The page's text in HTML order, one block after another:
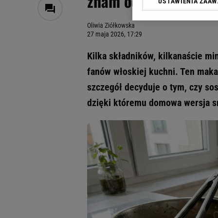
Oliwia Ziółkowska
27 maja 2026, 17:29
Kilka składników, kilkanaście
fanów włoskiej kuchni. Ten
szczegół decyduje o tym, czy
dzięki któremu domowa wersja
Klikając „Akceptuję”
My, nasi Zaufani
Użycie dokładnych
Przechowywanie
badnie odbiorców i